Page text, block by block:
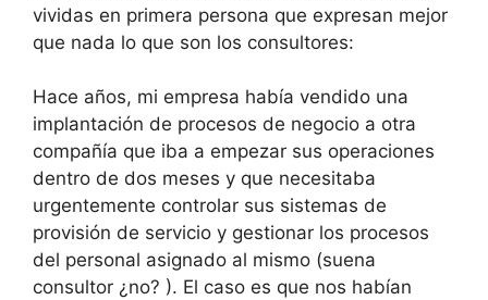
vividas en primera persona que expresan mejor
que nada lo que son los consultores:
Hace años, mi empresa había vendido una
implantación de procesos de negocio a otra
compañía que iba a empezar sus operaciones
dentro de dos meses y que necesitaba
urgentemente controlar sus sistemas de
provisión de servicio y gestionar los procesos
del personal asignado al mismo (suena
consultor ¿no? ). El caso es que nos habían